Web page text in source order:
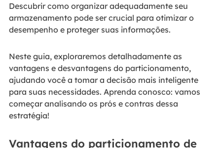
Descubrir como organizar adequadamente seu
armazenamento pode ser crucial para otimizar o
desempenho e proteger suas informações.
Neste guia, exploraremos detalhadamente as
vantagens e desvantagens do particionamento,
ajudando você a tomar a decisão mais inteligente
para suas necessidades. Aprenda conosco: vamos
começar analisando os prós e contras dessa
estratégia!
Vantagens do particionamento de